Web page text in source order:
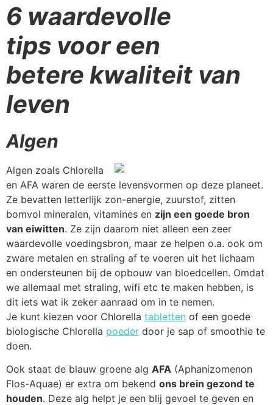
6 waardevolle
tips voor een
betere kwaliteit van
leven
Algen
Algen zoals Chlorella
en AFA waren de eerste levensvormen op deze planeet.
Ze bevatten letterlijk zon-energie, zuurstof, zitten
bomvol mineralen, vitamines en zijn een goede bron
van eiwitten. Ze zijn daarom niet alleen een zeer
waardevolle voedingsbron, maar ze helpen o.a. ook om
zware metalen en straling af te voeren uit het lichaam
en ondersteunen bij de opbouw van bloedcellen. Omdat
we allemaal met straling, wifi etc te maken hebben, is
dit iets wat ik zeker aanraad om in te nemen.
Je kunt kiezen voor Chlorella tabletten of een goede
biologische Chlorella poeder door je sap of smoothie te
doen.
Ook staat de blauw groene alg AFA (Aphanizomenon
Flos-Aquae) er extra om bekend ons brein gezond te
houden. Deze alg helpt je een blij gevoel te geven en